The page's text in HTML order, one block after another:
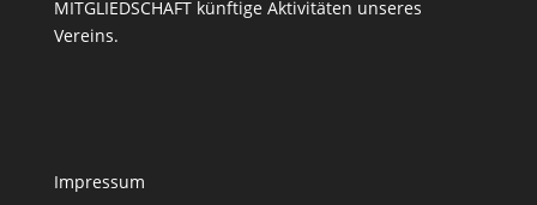
MITGLIEDSCHAFTkünftige Aktivitäten unseres
Vereins.
Impressum